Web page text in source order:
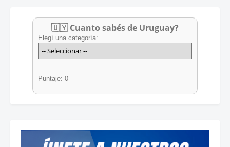
🇺🇾 Cuanto sabés de Uruguay?
Elegí una categoría:
Puntaje: 0